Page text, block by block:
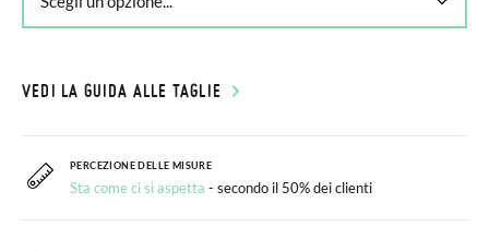
VEDI LA GUIDA ALLE TAGLIE
PERCEZIONE DELLE MISURE
Sta come ci si aspetta - secondo il 50% dei clienti